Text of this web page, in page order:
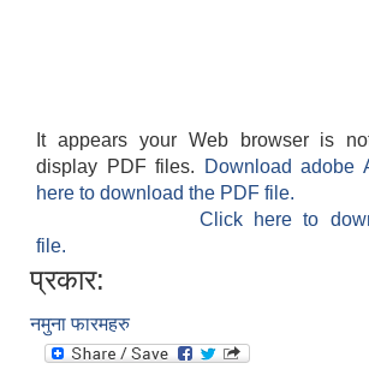
It appears your Web browser is
display PDF files.
Download adobe
here to download the PDF file.
Click here to
file.
प्रकार:
नमुना फारमहरु